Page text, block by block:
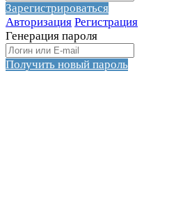
Зарегистрироваться
Авторизация Регистрация
Генерация пароля
Получить новый пароль